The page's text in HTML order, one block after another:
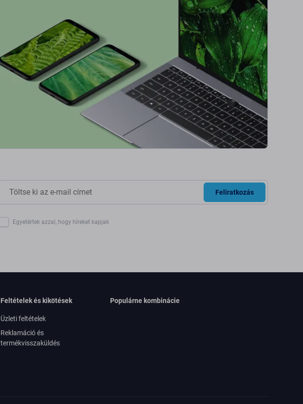
Feliratkozás
Egyetértek azzal, hogy híreket kapjak
Feltételek és kikötések
Üzleti feltételek
Reklamáció és
termékvisszaküldés
Populárne kombinácie